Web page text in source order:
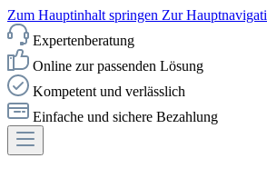
Zum Hauptinhalt springen Zur
Expertenberatung
Online zur passenden Lösung
Kompetent und verlässlich
Einfache und sichere Bezahlung